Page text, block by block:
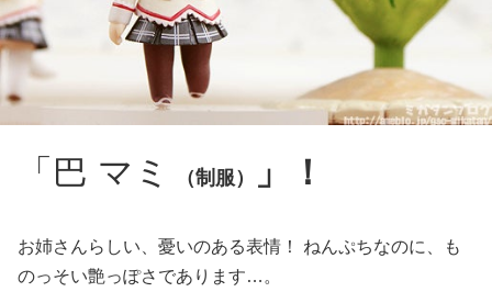
「巴 マミ （制服） 」！
お姉さんらしい、憂いのある表情！ ねんぷちなのに、も
のっそい艶っぽさであります…。